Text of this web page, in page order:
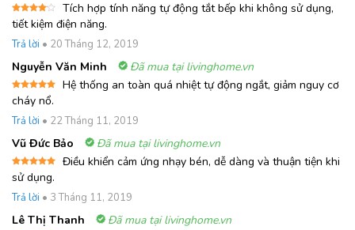
Được
xếp
hạng 4
5 sao
Tích hợp tính năng tự động tắt bếp khi không sử dụng,
tiết kiệm điện năng.
Trả lời • 20 Tháng 12, 2019
Nguyễn Văn Minh Đã mua tại livinghome.vn
Được xếp
hạng 55
sao
Hệ thống an toàn quá nhiệt tự động ngắt, giảm nguy cơ
cháy nổ.
Trả lời • 22 Tháng 11, 2019
Vũ Đức Bảo Đã mua tại livinghome.vn
Được xếp
hạng55
sao
Điều khiển cảm ứng nhạy bén, dễ dàng và thuận tiện khi
sử dụng.
Trả lời • 3 Tháng 11, 2019
Lê Thị Thanh Đã mua tại livinghome.vn